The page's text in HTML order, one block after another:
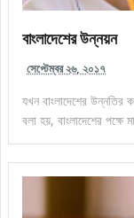
বাংলাদেশের উন্নয়ন
সেপ্টেম্বর ২৬, ২০১৭
যখন বাংলাদেশের উন্নতির
বলা হয়, বাংলাদেশের